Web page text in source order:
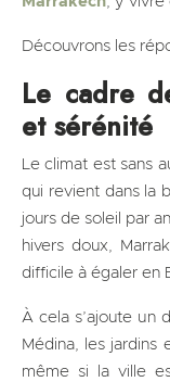
Découvrons les
Le cadre
et sérénité
Le climat est sans
qui revient dans la
jours de soleil par
hivers doux,
difficile à égaler en
À cela s’ajoute un
Médina, les jardins
même si la ville